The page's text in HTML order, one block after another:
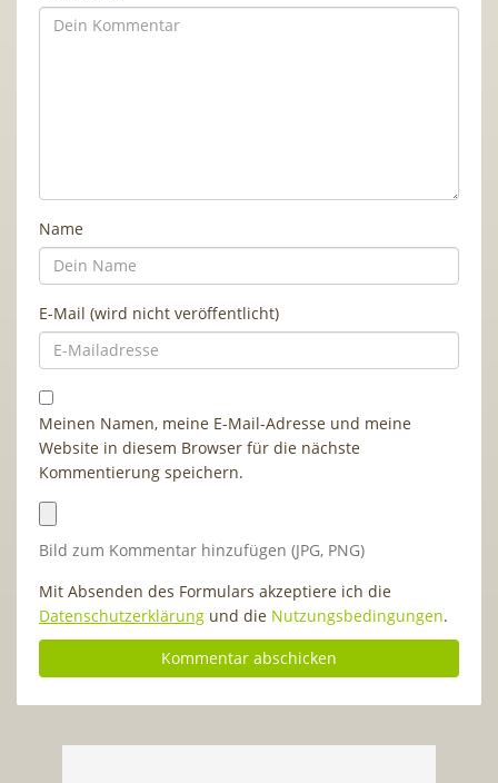
Name
E-Mail (wird nicht veröffentlicht)
Meinen Namen, meine E-Mail-Adresse und meine
Website in diesem Browser für die nächste
Kommentierung speichern.
Bild zum Kommentar hinzufügen (JPG, PNG)
Mit Absenden des Formulars akzeptiere ich die
Datenschutzerklärung und die Nutzungsbedingungen.